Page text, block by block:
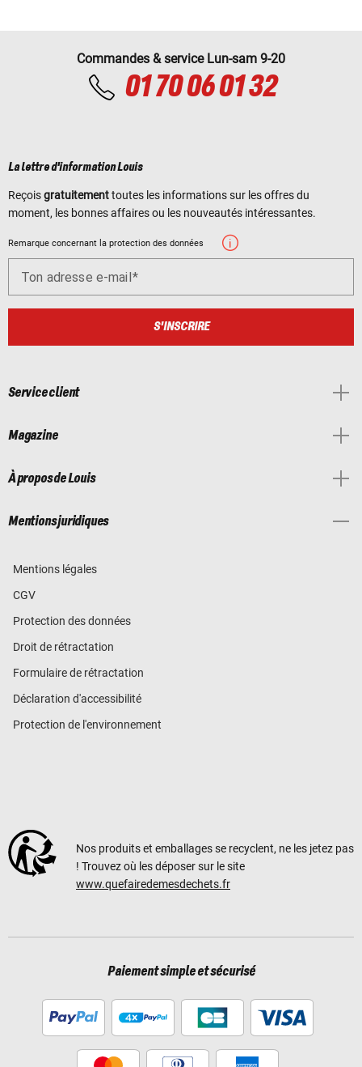
Commandes & service Lun-sam 9-20
01 70 06 01 32
La lettre d'information Louis
Reçoisgratuitementtoutes les informations sur les offres du
moment, les bonnes affaires ou les nouveautés intéressantes.
Remarque concernant la protection des données
Ton adresse e-mail
S'INSCRIRE
Service client
Magazine
À propos de Louis
Mentions juridiques
Mentions légales
CGV
Protection des données
Droit de rétractation
Formulaire de rétractation
Déclaration d'accessibilité
Protection de l'environnement
Nos produits et emballages se recyclent, ne les jetez pas
! Trouvez où les déposer sur le site
www.quefairedemesdechets.fr
Paiement simple et sécurisé